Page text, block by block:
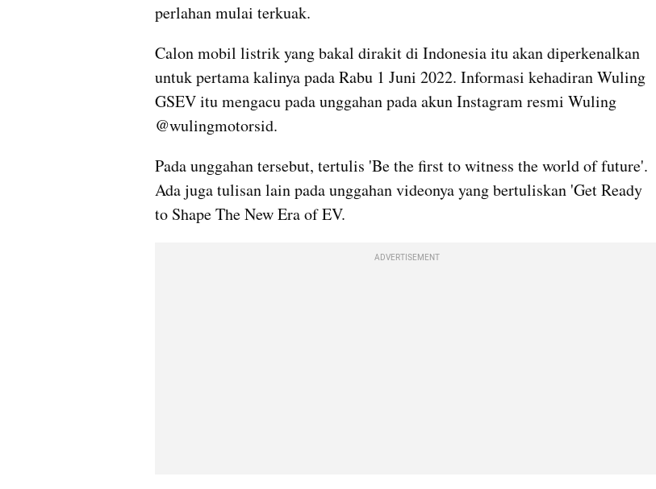
perlahan mulai terkuak.
Calon mobil listrik yang bakal dirakit di Indonesia itu akan diperkenalkan
untuk pertama kalinya pada Rabu 1 Juni 2022. Informasi kehadiran Wuling
GSEV itu mengacu pada unggahan pada akun Instagram resmi Wuling
@wulingmotorsid.
Pada unggahan tersebut, tertulis 'Be the first to witness the world of future'.
Ada juga tulisan lain pada unggahan videonya yang bertuliskan 'Get Ready
to Shape The New Era of EV.
ADVERTISEMENT